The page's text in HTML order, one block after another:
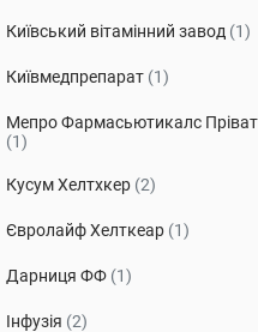
Київський вітамінний завод (1)
Київмедпрепарат (1)
Мепро Фармасьютикалс Пріват
(1)
Кусум Хелтхкер (2)
Євролайф Хелткеар (1)
Дарниця ФФ (1)
Інфузія (2)